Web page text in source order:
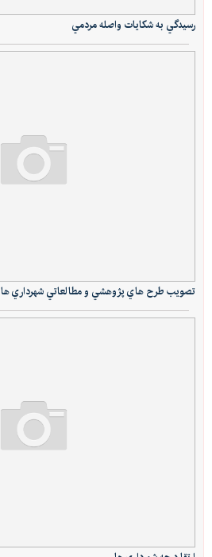
رسيدگي به شكايات واصله مردمي
تصويب طرح هاي پژوهشي و مطالعاتي شهرداري ها